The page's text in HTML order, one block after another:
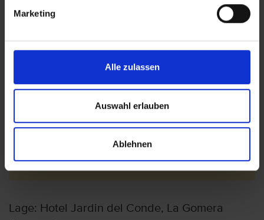
Marketing
Alle zulassen
Auswahl erlauben
Ablehnen
Flugzeiten zu einer Zwischenübernachtung auf
den Flughafen Teneriffa Süd (Reina Sofia) und
die Fährverbindung zwischen Los Cristianos auf
Daher ist mit unterschiedlichen Transfer-Zeiten
zu rechnen.
Lage: Hotel Jardin del Conde, La Gomera